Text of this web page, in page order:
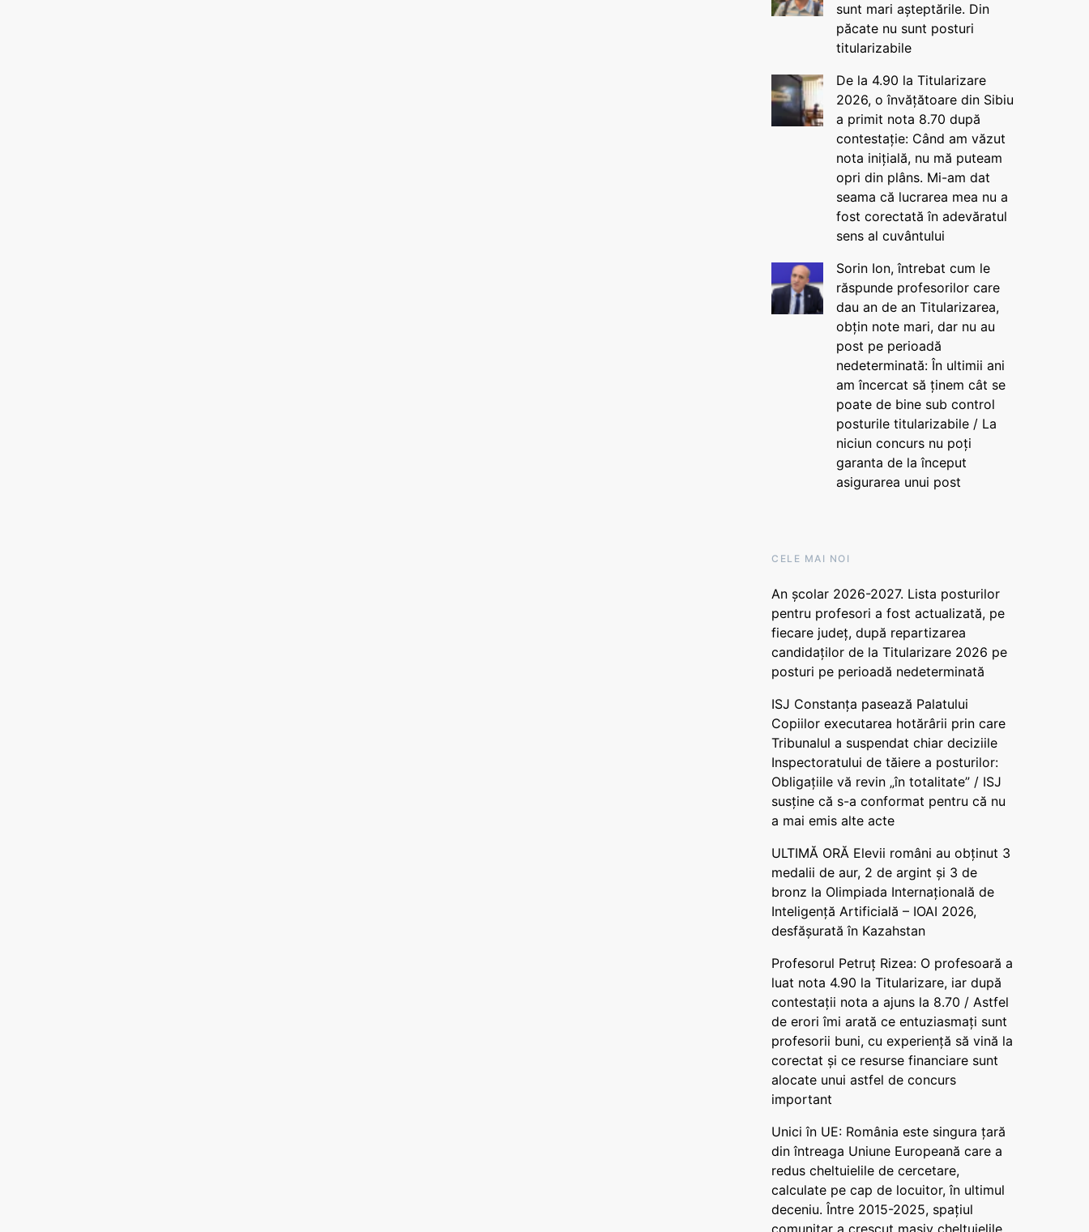
sunt mari așteptările. Din
păcate nu sunt posturi
titularizabile
De la 4.90 la Titularizare
2026, o învățătoare din Sibiu
a primit nota 8.70 după
contestație: Când am văzut
nota inițială, nu mă puteam
opri din plâns. Mi-am dat
seama că lucrarea mea nu a
fost corectată în adevăratul
sens al cuvântului
Sorin Ion, întrebat cum le
răspunde profesorilor care
dau an de an Titularizarea,
obțin note mari, dar nu au
post pe perioadă
nedeterminată: În ultimii ani
am încercat să ținem cât se
poate de bine sub control
posturile titularizabile / La
niciun concurs nu poți
garanta de la început
asigurarea unui post
CELE MAI NOI
An școlar 2026-2027. Lista posturilor
pentru profesori a fost actualizată, pe
fiecare județ, după repartizarea
candidaților de la Titularizare 2026 pe
posturi pe perioadă nedeterminată
ISJ Constanța pasează Palatului
Copiilor executarea hotărârii prin care
Tribunalul a suspendat chiar deciziile
Inspectoratului de tăiere a posturilor:
Obligațiile vă revin „în totalitate” / ISJ
susține că s-a conformat pentru că nu
a mai emis alte acte
ULTIMĂ ORĂ Elevii români au obținut 3
medalii de aur, 2 de argint și 3 de
bronz la Olimpiada Internațională de
Inteligență Artificială – IOAI 2026,
desfășurată în Kazahstan
Profesorul Petruț Rizea: O profesoară a
luat nota 4.90 la Titularizare, iar după
contestații nota a ajuns la 8.70 / Astfel
de erori îmi arată ce entuziasmați sunt
profesorii buni, cu experiență să vină la
corectat și ce resurse financiare sunt
alocate unui astfel de concurs
important
Unici în UE: România este singura țară
din întreaga Uniune Europeană care a
redus cheltuielile de cercetare,
calculate pe cap de locuitor, în ultimul
deceniu. Între 2015-2025, spațiul
comunitar a crescut masiv cheltuielile